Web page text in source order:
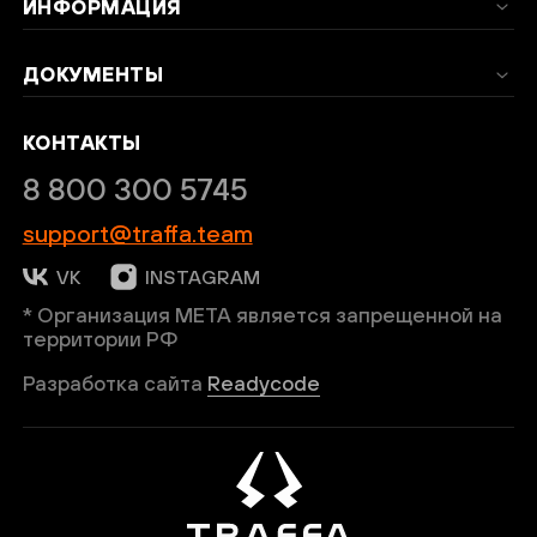
ИНФОРМАЦИЯ
ДОКУМЕНТЫ
КОНТАКТЫ
8 800 300 5745
support@traffa.team
VK INSTAGRAM
* Организация META является запрещенной на
территории РФ
Разработка сайта Readycode
Введи код подтверждения
ОТПРАВИТЬ
Нажимая кнопку “Подписаться”, вы
соглашаетесь на обработку персональных
данных в соответствии с